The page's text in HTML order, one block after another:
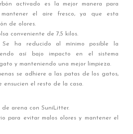
activado es la mejor manera para
mantener el aire fresco, ya que esta
de olores.
conveniente de 7,5 kilos.
Se ha reducido al mínimo posible la
así bajo impacto en el sistema
y manteniendo una mejor limpieza.
se adhiere a las patas de los gatos,
ensucien el resto de la casa.
de arena con SuniLitter.
para evitar malos olores y mantener el